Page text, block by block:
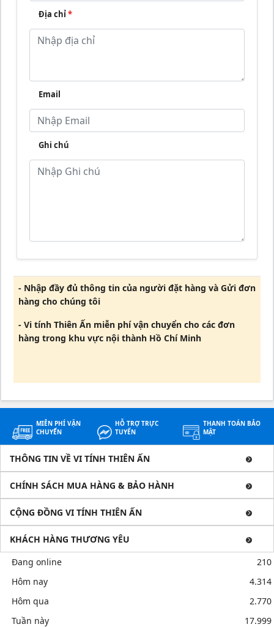
Địa chỉ*
Email
Ghi chú
- Nhập đầy đủ thông tin của người đặt hàng và Gửi đơn
hàng cho chúng tôi
- Vi tính Thiên Ấn miễn phí vận chuyển cho các đơn
hàng trong khu vực nội thành Hồ Chí Minh
MIỄN PHÍ VẬN
CHUYỂN
HỖ TRỢ TRỰC
TUYẾN
THANH TOÁN BẢO
MẬT
THÔNG TIN VỀ VI TÍNH THIÊN ẤN
CHÍNH SÁCH MUA HÀNG & BẢO HÀNH
CỘNG ĐỒNG VI TÍNH THIÊN ẤN
KHÁCH HÀNG THƯƠNG YÊU
Đang online
210
Hôm nay
4.314
Hôm qua
2.770
Tuần này
17.999